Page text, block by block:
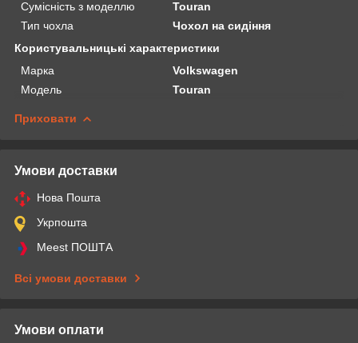
Сумісність з моделлю
Touran
Тип чохла
Чохол на сидіння
Користувальницькі характеристики
Марка
Volkswagen
Модель
Touran
Приховати
Умови доставки
Нова Пошта
Укрпошта
Meest ПОШТА
Всі умови доставки
Умови оплати